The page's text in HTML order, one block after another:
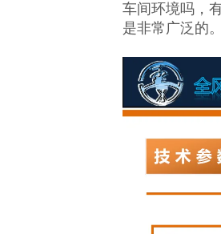
车间环境吗，
是非常广泛的